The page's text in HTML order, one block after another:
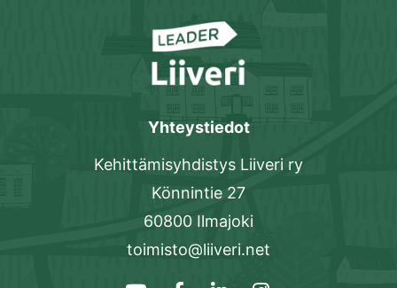
Yhteystiedot
Kehittämisyhdistys Liiveri ry
Könnintie 27
60800 Ilmajoki
toimisto@liiveri.net